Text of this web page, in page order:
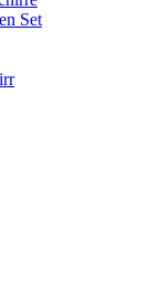
Set